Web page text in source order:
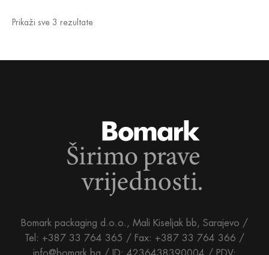
Prikaži sve 3 rezultate
Bomark packaging d.o.o., Mali Kiseljak bb, Sarajevo /
Tel: +387 33 764 365 / Fax: +387 33 764 366 /